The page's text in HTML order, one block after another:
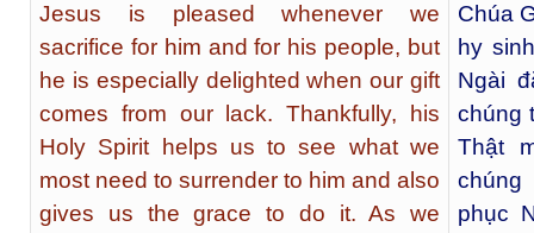
Jesus is pleased whenever we
sacrifice for him and for his people, but
he is especially delighted when our gift
comes from our lack. Thankfully, his
Holy Spirit helps us to see what we
most need to surrender to him and also
gives us the grace to do it. As we
Chúa
hy
Ngài
chúng
Thật
phục